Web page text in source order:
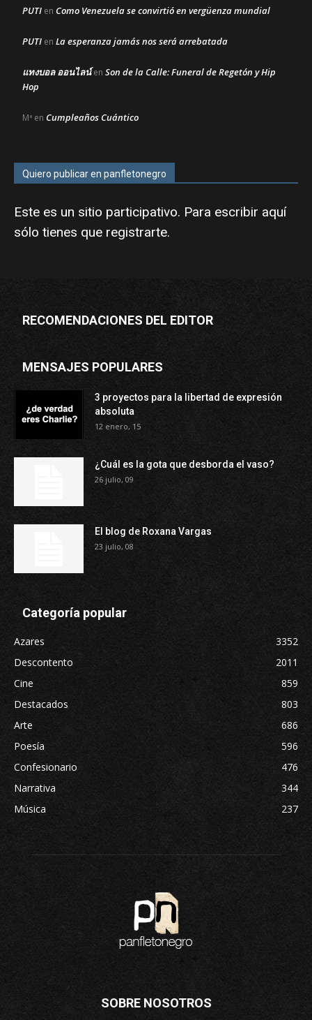
PUTI en Como Venezuela se convirtió en vergüenza mundial
PUTI en La esperanza jamás nos será arrebatada
แทงบอล ออนไลน์en Son de la Calle: Funeral de Regetón y Hip
Hop
Mª en Cumpleaños Cuántico
Quiero publicar en panfletonegro
Este es un sitio participativo. Para escribir aquí
sólo tienes que registrarte.
RECOMENDACIONES DEL EDITOR
MENSAJES POPULARES
3 proyectos para la libertad de expresión
absoluta
12 enero, 15
¿Cuál es la gota que desborda el vaso?
26 julio, 09
El blog de Roxana Vargas
23 julio, 08
Categoría popular
Azares
3352
Descontento
2011
Cine
859
Destacados
803
Arte
686
Poesía
596
Confesionario
476
Narrativa
344
Música
237
SOBRE NOSOTROS